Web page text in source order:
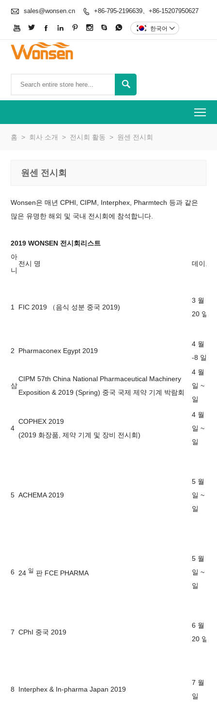
 sales@wonsen.cn  +86-795-2196639、+86-15207950627
        한국어 

홈 > 회사 소개 > 전시회 활동 > 원센 전시회
원센 전시회
Wonsen은 매년 CPHI, CIPM, Interphex, Pharmtech 등과 같은
많은 유명한 해외 및 국내 전시회에 참석합니다.
2019 WONSEN 전시회리스트
아
니
전시 명 데이트
1 FIC 2019 （음식 성분 중국 2019)
3 월 18-
20 일
2 Pharmaconex Egypt 2019
4 월 6
-8 일
삼
CIPM 57th China National Pharmaceutical Machinery
Exposition & 2019 (Spring) 중국 국제 제약 기계 박람회
4 월 17
일 ~ 19
일
4
COPHEX 2019
(2019 화장품, 제약 기계 및 장비 전시회)
4 월 16
일 ~ 18
일
5 ACHEMA 2019
5 월 21
일 ~ 23
일
6 24 일 판 FCE PHARMA
5 월 21
일 ~ 23
일
7 CPhI 중국 2019
6 월 18-
20 일
8 Interphex & In-pharma Japan 2019
7 월 3-5
일